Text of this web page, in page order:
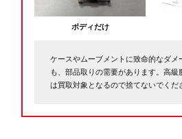
ボディだけ
ケースやムーブメントに致命的なダメ
も、部品取りの需要があります。高級
は買取対象となるので捨てないでくだ